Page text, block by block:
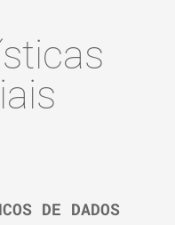
DE DADOS